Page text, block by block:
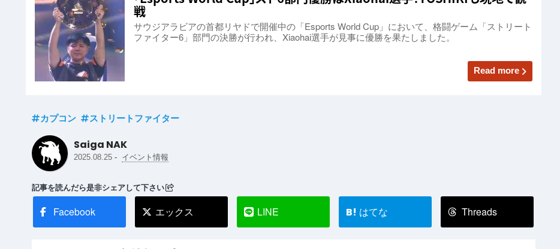
戦
サウジアラビアの首都リヤドで開催中の「Esports World Cup」において、格闘ゲーム「ストリート
ファイター6」部門の決勝が行われ、Xiaohai選手が見事に優勝を果たしました。
Read more
カプコン ストリートファイター
Saiga NAK
2025.08.25- イベント情報
記事を読んだら是非シェアして下さい
Facebook エックス LINE B! はてな Threads